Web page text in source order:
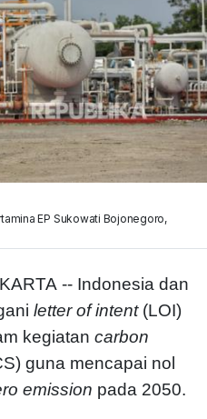
EP Sukowati Bojonegoro,
-- Indonesia dan
letter of intent(LOI)
kegiatan carbon
guna mencapai nol
emission pada 2050.